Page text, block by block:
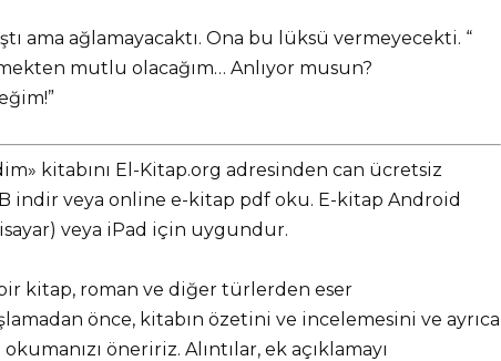
ama ağlamayacaktı. Ona bu lüksü vermeyecekti. “
mutlu olacağım… Anlıyor musun?
kitabını El-Kitap.org adresinden can ücretsiz
indir veya online e-kitap pdf oku. E-kitap Android
veya iPad için uygundur.
kitap, roman ve diğer türlerden eser
önce, kitabın özetini ve incelemesini ve ayrıca
öneririz. Alıntılar, ek açıklamayı